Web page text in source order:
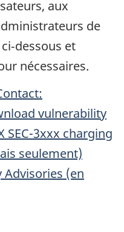
aux
de
et
nécessaires.
vulnerability
SEC-3xxx charging
seulement)
Advisories (en